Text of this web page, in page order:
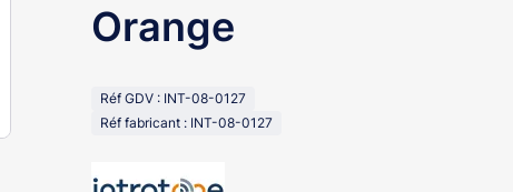
Orange
Réf GDV : INT-08-0127
Réf fabricant : INT-08-0127